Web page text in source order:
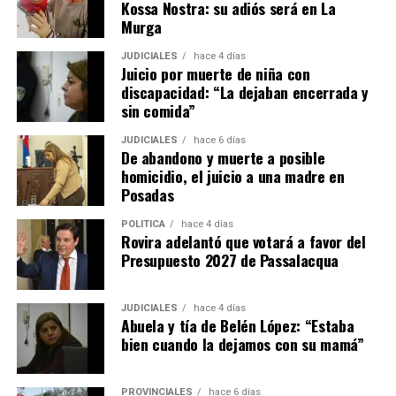
propietario puede iniciar la acción de desalojo que se
efectuará en un plazo de 10 días hábiles.
– El propietario no puede negarse a recibir las llaves ni
poner condiciones para aceptarlas, aunque puede dejar
asentado por escrito que quedan deudas pendientes por
reclamar después.
– En el caso de que hayamenores o adultos en
situación de desamparado,
intervención obligatoria a los organismos de protección
locales y al Ministerio Público Tutelar.
Expropiaciones
– La declaración de utilidad pública se deberá aplicar de
manera restrictiva declaración de “utilidad pública”
deberá interpretarse de manera restrictiva.
Kossa Nostra: su adiós será en La
Murga
JUDICIALES hace 4 días
Juicio por muerte de niña con
discapacidad: “La dejaban encerrada y
sin comida”
JUDICIALES hace 6 días
De abandono y muerte a posible
homicidio, el juicio a una madre en
Posadas
POLÍTICA hace 4 días
Rovira adelantó que votará a favor del
Presupuesto 2027 de Passalacqua
JUDICIALES hace 4 días
Abuela y tía de Belén López: “Estaba
bien cuando la dejamos con su mamá”
PROVINCIALES hace 6 días